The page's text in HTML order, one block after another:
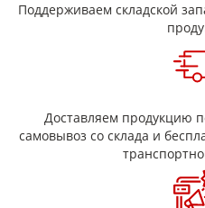
ГФС
ГФС 0,15; 0,20;
ГМС 0,35; 0,40;
Поддерживаем складской
Доставляем продукцию
самовывоз со склада и